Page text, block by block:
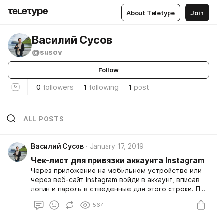
About Teletype Join
Василий Сусов
@susov
Follow
0 followers 1 following 1 post
ALL POSTS
Василий Сусов January 17, 2019
Чек-лист для привязки аккаунта Instagram
Через приложение на мобильном устройстве или
через веб-сайт Instagram войди в аккаунт, вписав
логин и пароль в отведенные для этого строки. При
инстаграм может потребовать подтверждение
564